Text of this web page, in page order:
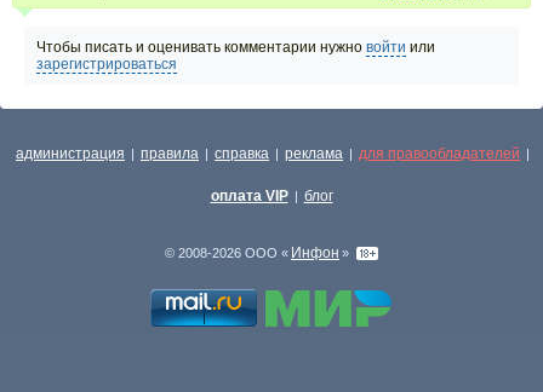
Чтобы писать и оценивать комментарии нужно войти или
зарегистрироваться
администрация | правила | справка | реклама | для правообладателей |
оплата VIP | блог
© 2008-2026 ООО « Инфон »